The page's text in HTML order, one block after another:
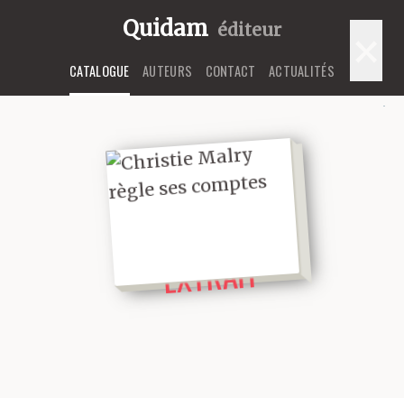
Quidam éditeur
CATALOGUE AUTEURS CONTACT ACTUALITÉS
EXTRAIT